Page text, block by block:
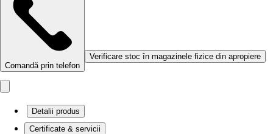
Comandă prin telefon
Verificare stoc în magazinele fizice din apropiere
Detalii produs
Certificate & servicii